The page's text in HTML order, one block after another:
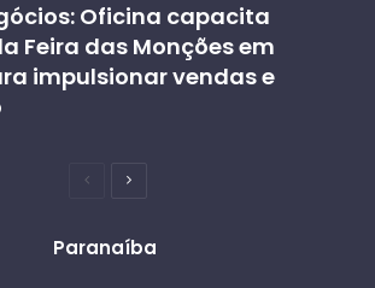
Oficina capacita
Feira das Monções em
impulsionar vendas e
PáginaPróxima
Paranaíba